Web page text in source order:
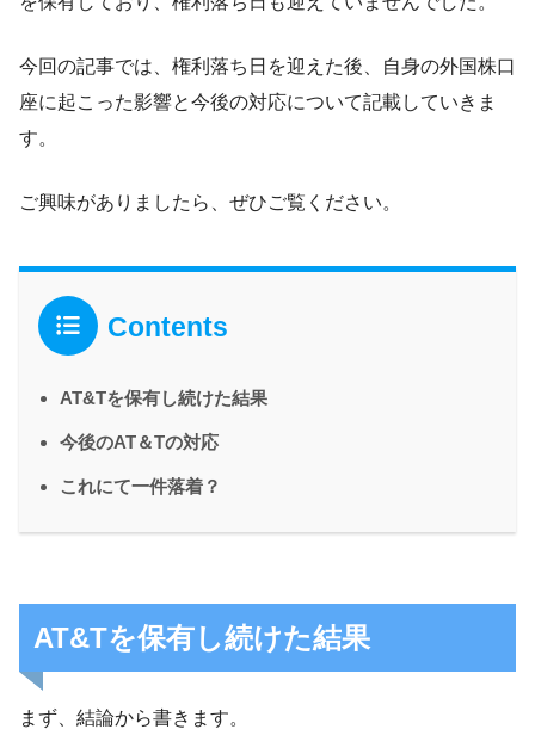
今回の記事では、権利落ち日を迎えた後、自身の外国株口
座に起こった影響と今後の対応について記載していきま
す。
ご興味がありましたら、ぜひご覧ください。
Contents
AT&Tを保有し続けた結果
今後のAT＆Tの対応
これにて一件落着？
AT&Tを保有し続けた結果
まず、結論から書きます。